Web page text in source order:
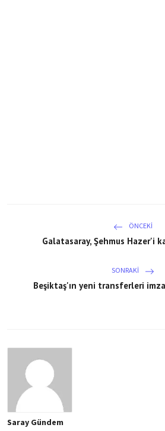
ÖNCEKI
Galatasaray, Şehmus Hazer'i
SONRAKI
Beşiktaş'ın yeni transferleri
Saray Gündem